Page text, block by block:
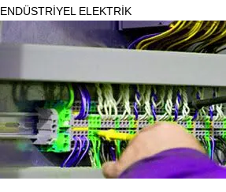
ENDÜSTRİYEL ELEKTRİK